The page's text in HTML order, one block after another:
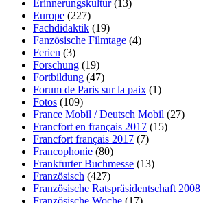
Erinnerungskultur(13)
Europe (227)
Fachdidaktik (19)
Fanzösische Filmtage (4)
Ferien (3)
Forschung (19)
Fortbildung (47)
Forum de Paris sur la paix (1)
Fotos (109)
France Mobil / Deutsch Mobil (27)
Francfort en français 2017 (15)
Francfort français 2017 (7)
Francophonie (80)
Frankfurter Buchmesse (13)
Französisch (427)
Französische Ratspräsidentschaft 2008